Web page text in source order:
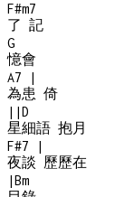
F#m7
了 記
G
憶會
A7
|
為患 倚
| |D
星細語 抱月
F#7
|
夜談 歷歷在
|Bm